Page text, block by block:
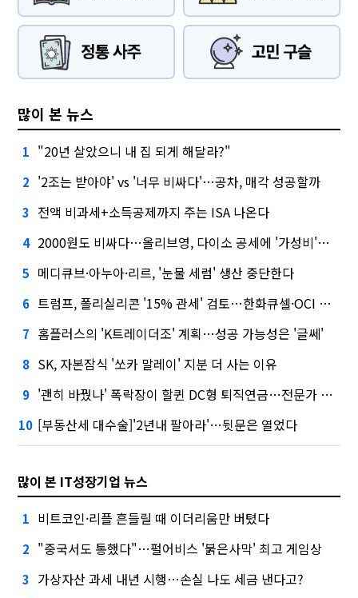
많이 본 뉴스
1 "20년 살았으니 내 집 되게 해달라?"
2 '2조는 받아야' vs '너무 비싸다'…공차, 매각 성공할까
3 전액 비과세+소득공제까지 주는 ISA 나온다
4 2000원도 비싸다…올리브영, 다이소 공세에 '가성비'로 맞불
5 메디큐브·아누아·리르, '눈물 세럼' 생산 중단한다
6 트럼프, 폴리실리콘 '15% 관세' 검토…한화큐셀·OCI 영향은?
7 홈플러스의 'K트레이더조' 계획…성공 가능성은 '글쎄'
8 SK, 자본잠식 '쏘카 말레이' 지분 더 사는 이유
9 '괜히 바꿨나' 폭락장이 할퀸 DC형 퇴직연금…전문가 조언은
10 [부동산세 대수술]'2년내 팔아라'…뒷문은 열었다
많이 본 IT성장기업 뉴스
1 비트코인·리플 흔들릴 때 이더리움만 버텼다
2 "중국서도 통했다"…펄어비스 '붉은사막' 최고 게임상
3 가상자산 과세 내년 시행…손실 나도 세금 낸다고?